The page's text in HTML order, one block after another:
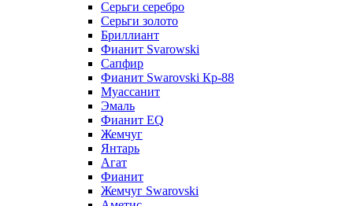
Серьги серебро
Серьги золото
Бриллиант
Фианит Svarowski
Сапфир
Фианит Swarovski Кр-88
Муассанит
Эмаль
Фианит EQ
Жемчуг
Янтарь
Агат
Фианит
Жемчуг Swarovski